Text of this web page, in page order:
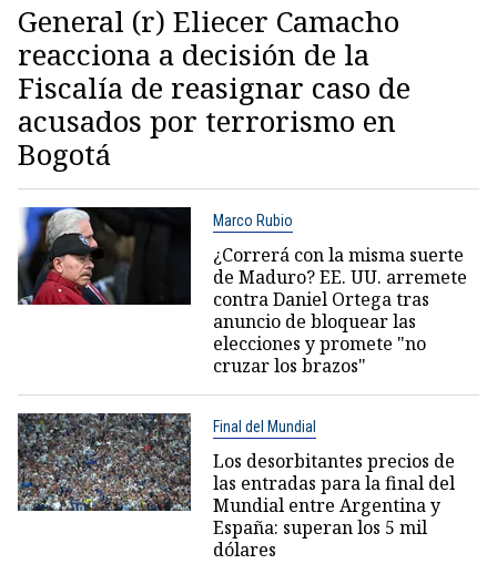
General (r) Eliecer Camacho
reacciona a decisión de la
Fiscalía de reasignar caso de
acusados por terrorismo en
Bogotá
Marco Rubio
¿Correrá con la misma suerte
de Maduro? EE. UU. arremete
contra Daniel Ortega tras
anuncio de bloquear las
elecciones y promete "no
cruzar los brazos"
Final del Mundial
Los desorbitantes precios de
las entradas para la final del
Mundial entre Argentina y
España: superan los 5 mil
dólares